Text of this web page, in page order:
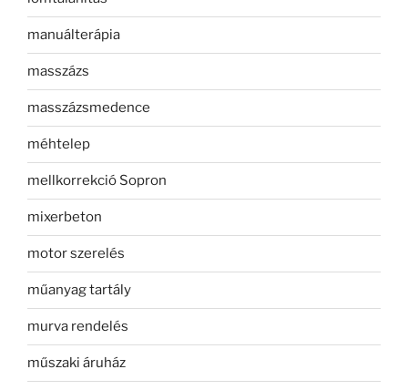
manuálterápia
masszázs
masszázsmedence
méhtelep
mellkorrekció Sopron
mixerbeton
motor szerelés
műanyag tartály
murva rendelés
műszaki áruház